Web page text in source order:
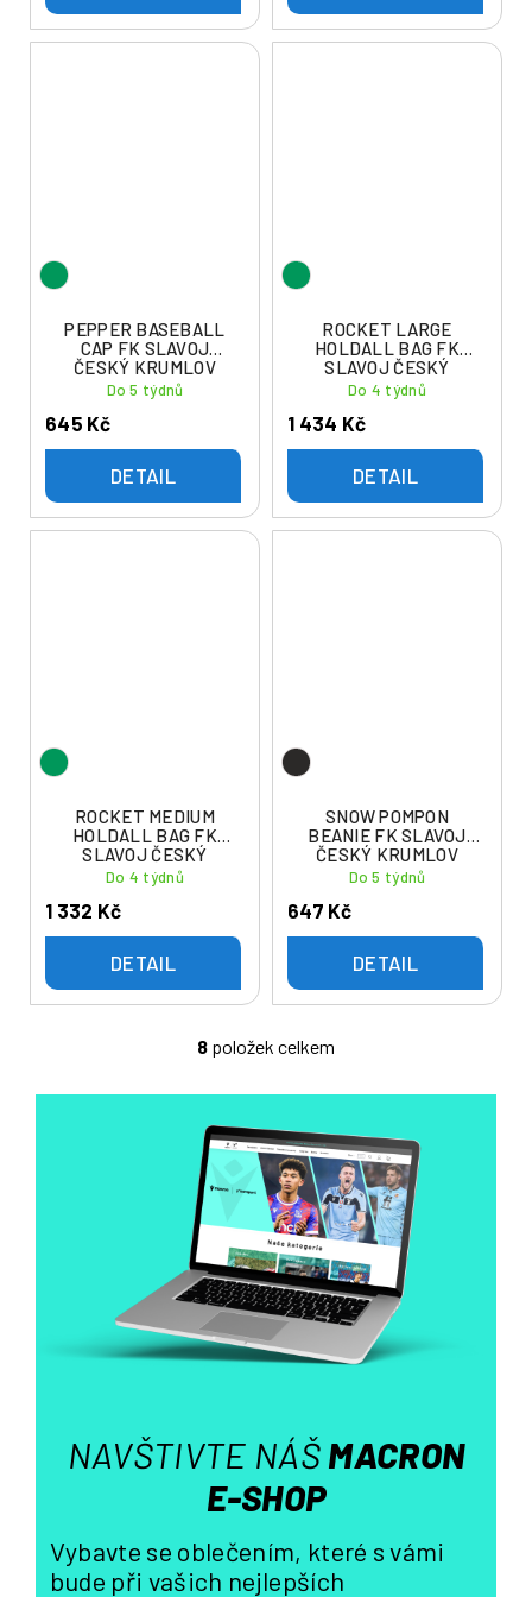
PEPPER BASEBALL
CAP FK SLAVOJ
ČESKÝ KRUMLOV
Do 5 týdnů
645 Kč
DETAIL
ROCKET LARGE
HOLDALL BAG FK
SLAVOJ ČESKÝ
KRUMLOV
Do 4 týdnů
1 434 Kč
DETAIL
ROCKET MEDIUM
HOLDALL BAG FK
SLAVOJ ČESKÝ
KRUMLOV
Do 4 týdnů
1 332 Kč
DETAIL
SNOW POMPON
BEANIE FK SLAVOJ
ČESKÝ KRUMLOV
Do 5 týdnů
647 Kč
DETAIL
O
á
d
a
c
í
p
r
v
k
y
p
i
s
8 položek celkem
NAVŠTIVTE NÁŠMACRON
E-SHOP
Vybavte se oblečením, které s vámi
bude při vašich nejlepších